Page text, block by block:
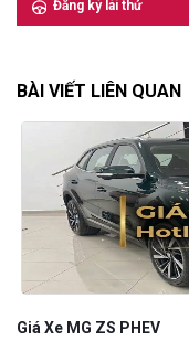
Đăng ký lái thử
BÀI VIẾT LIÊN QUAN
Giá Xe MG ZS PHEV